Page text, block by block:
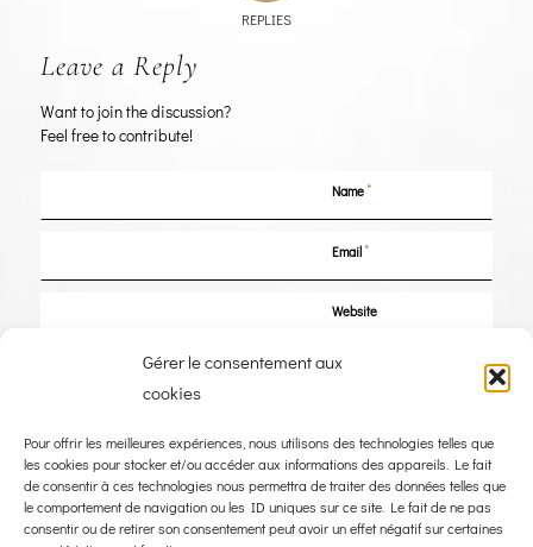
Gérer le consentement aux
cookies
Pour offrir les meilleures expériences, nous utilisons des technologies telles que
les cookies pour stocker et/ou accéder aux informations des appareils. Le fait
de consentir à ces technologies nous permettra de traiter des données telles que
le comportement de navigation ou les ID uniques sur ce site. Le fait de ne pas
consentir ou de retirer son consentement peut avoir un effet négatif sur certaines
REPLIES
Leave a Reply
Want to join the discussion?
Feel free to contribute!
Name*
Email*
Website
Save my name, email, and website in this browser for the next time I